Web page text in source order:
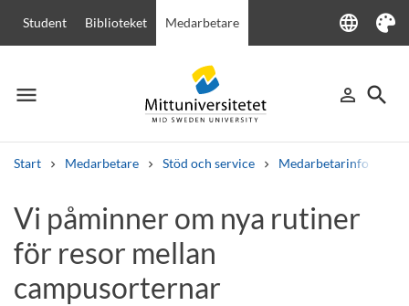
Student Biblioteket Medarbetare language
Language
Tema
menu
Meny person_outline
Logga in
search
Sök
Start Medarbetare Stöd och service Medarbetarinfo
Andra söktjänster
Kurser och program Kursplaner
Vi påminner om nya rutiner
för resor mellan
campusorternar